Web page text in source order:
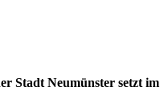
Stadt Neumünster setzt im